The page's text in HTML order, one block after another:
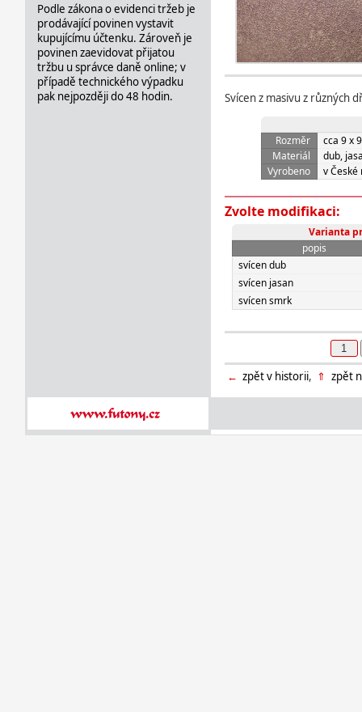
Podle zákona o evidenci tržeb je
prodávající povinen vystavit
kupujícímu účtenku. Zároveň je
povinen zaevidovat přijatou
tržbu u správce daně online; v
případě technického výpadku
pak nejpozději do 48 hodin.
Svícen z masivu z různých
Rozměr
cca 9 x
Materiál
dub,
Vyrobeno
v České
Zvolte modifikaci:
Varianta
popis
svícen dub
svícen jasan
svícen smrk
← zpět v historii, ⇑ zpět